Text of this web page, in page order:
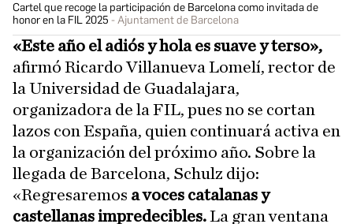
Cartel que recoge la participación de Barcelona como invitada de
honor en la FIL 2025
Ajuntament de Barcelona
«Este año el adiós y hola es suave y terso»,
afirmó Ricardo Villanueva Lomelí, rector de
la Universidad de Guadalajara,
organizadora de la FIL, pues no se cortan
lazos con España, quien continuará activa en
la organización del próximo año. Sobre la
llegada de Barcelona, Schulz dijo:
«Regresaremos a voces catalanas y
castellanas impredecibles.La gran ventana